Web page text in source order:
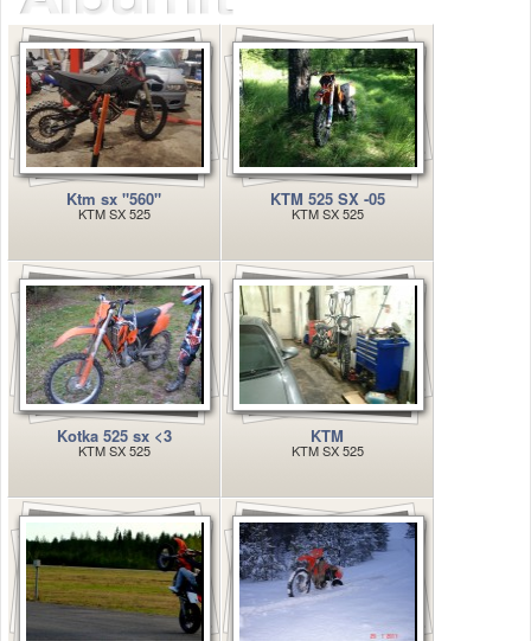
Säännöt ja ohjeet
Uudet ajoneuvot
Uudet kuvat
Uudet videot
Uudet kommentit
MYYDÄÄN
Haku
Ohjeet
Osat
TIETOPANKKI
TAPAHTUMAT
MP15 kuvia
MP14 kuvia
MP13 kuvia
ACS 2015 kuvia
Lisää uusi tapahtuma
UUTISET
SÄÄ
Valitse paikkakunta
Helsingin sää
Tampereen sää
Turun sää
Ktm sx "560"
KTM SX 525
KTM 525 SX -05
KTM SX 525
Kotka 525 sx <3
KTM SX 525
KTM
KTM SX 525